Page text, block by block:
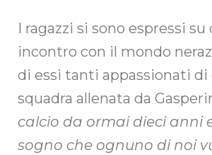
I ragazzi si sono espressi su
incontro con il mondo
di essi tanti appassionati di
squadra allenata da
calcio da ormai dieci anni
sogno che ognuno di noi